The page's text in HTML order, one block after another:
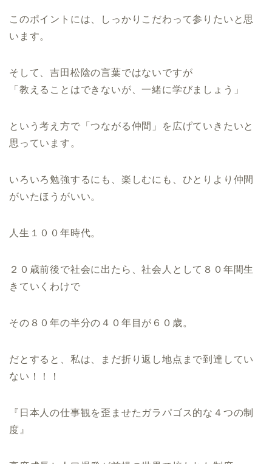
このポイントには、しっかりこだわって参りたいと思
います。
そして、吉田松陰の言葉ではないですが
「教えることはできないが、一緒に学びましょう」
という考え方で「つながる仲間」を広げていきたいと
思っています。
いろいろ勉強するにも、楽しむにも、ひとりより仲間
がいたほうがいい。
人生１００年時代。
２０歳前後で社会に出たら、社会人として８０年間生
きていくわけで
その８０年の半分の４０年目が６０歳。
だとすると、私は、まだ折り返し地点まで到達してい
ない！！！
『日本人の仕事観を歪ませたガラパゴス的な４つの制
度』